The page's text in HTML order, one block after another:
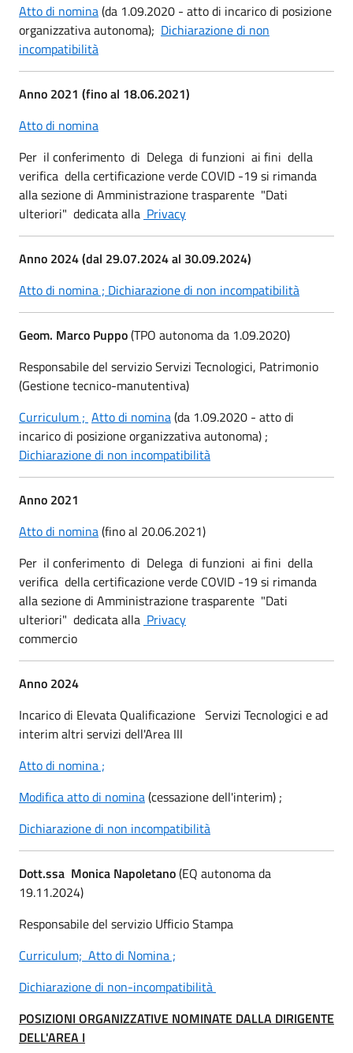
Atto di nomina(da 1.09.2020 - atto di incarico di posizione
organizzativa autonoma); Dichiarazione di non
incompatibilità
Anno 2021 (fino al 18.06.2021)
Atto di nomina
Per il conferimento di Delega di funzioni ai fini della
verifica della certificazione verde COVID -19 si rimanda
alla sezione di Amministrazione trasparente "Dati
ulteriori" dedicata alla Privacy
Anno 2024 (dal 29.07.2024 al 30.09.2024)
Atto di nomina ; Dichiarazione di non incompatibilità
Geom. Marco Puppo(TPO autonoma da 1.09.2020)
Responsabile del servizio Servizi Tecnologici, Patrimonio
(Gestione tecnico-manutentiva)
Curriculum ; Atto di nomina(da 1.09.2020 - atto di
incarico di posizione organizzativa autonoma) ;
Dichiarazione di non incompatibilità
Anno 2021
Atto di nomina(fino al 20.06.2021)
Per il conferimento di Delega di funzioni ai fini della
verifica della certificazione verde COVID -19 si rimanda
alla sezione di Amministrazione trasparente "Dati
ulteriori" dedicata alla Privacy
commercio
Anno 2024
Incarico di Elevata Qualificazione Servizi Tecnologici e ad
interim altri servizi dell'Area III
Atto di nomina ;
Modifica atto di nomina(cessazione dell'interim) ;
Dichiarazione di non incompatibilità
Dott.ssa Monica Napoletano(EQ autonoma da
19.11.2024)
Responsabile del servizio Ufficio Stampa
Curriculum; Atto di Nomina ;
Dichiarazione di non-incompatibilità
POSIZIONI ORGANIZZATIVE NOMINATE DALLA DIRIGENTE
DELL'AREA I